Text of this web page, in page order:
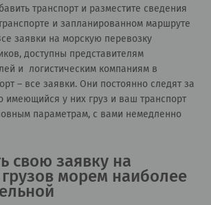
транспорт и разместите сведения
и запланированном маршруте
заявки на морскую перевозку
доступны представителям
и логистическим компаниям в
– все заявки. Они постоянно следят за
имеющийся у них груз и ваш транспорт
параметрам, с вами немедленно
свою заявку на
морем наиболее